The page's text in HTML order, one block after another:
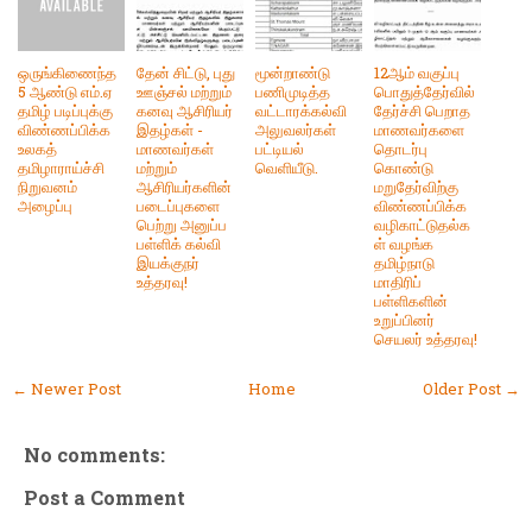
ஒருங்கிணைந்த
5 ஆண்டு எம்.ஏ
தமிழ் படிப்புக்கு
விண்ணப்பிக்க
உலகத்
தமிழாராய்ச்சி
நிறுவனம்
அழைப்பு
தேன் சிட்டு, புது
ஊஞ்சல் மற்றும்
கனவு ஆசிரியர்
இதழ்கள் -
மாணவர்கள்
மற்றும்
ஆசிரியர்களின்
படைப்புகளை
பெற்று அனுப்ப
பள்ளிக் கல்வி
இயக்குநர்
உத்தரவு!
மூன்றாண்டு
பணிமுடித்த
வட்டாரக்கல்வி
அலுவலர்கள்
பட்டியல்
வெளியீடு.
12ஆம் வகுப்பு
பொதுத்தேர்வில்
தேர்ச்சி பெறாத
மாணவர்களை
தொடர்பு
கொண்டு
மறுதேர்விற்கு
விண்ணப்பிக்க
வழிகாட்டுதல்க
ள் வழங்க
தமிழ்நாடு
மாதிரிப்
பள்ளிகளின்
உறுப்பினர்
செயலர் உத்தரவு!
← Newer Post Older Post →
Home
No comments:
Post a Comment